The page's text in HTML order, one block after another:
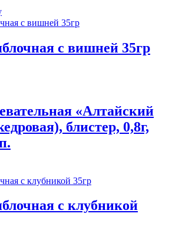
с вишней 35гр
«Алтайский
блистер, 0,8г,
с клубникой